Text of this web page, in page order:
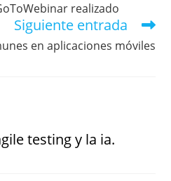
realizado
Siguiente entrada
en aplicaciones móviles
testing y la ia.